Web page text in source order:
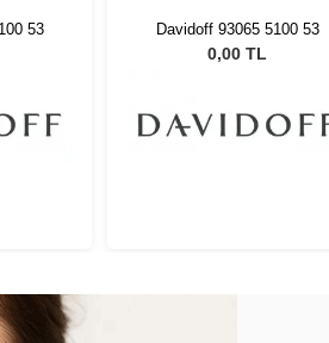
53 Davidoff 93065 5100 53
0,00 TL